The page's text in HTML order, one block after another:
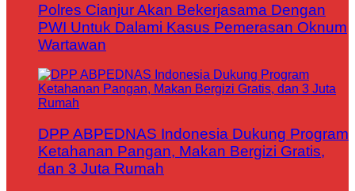
Polres Cianjur Akan Bekerjasama Dengan
PWI Untuk Dalami Kasus Pemerasan Oknum
Wartawan
DPP ABPEDNAS Indonesia Dukung Program
Ketahanan Pangan, Makan Bergizi Gratis,
dan 3 Juta Rumah